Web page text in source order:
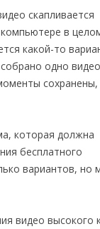
скапливается
компьютере в
какой-то
одно
сохранены,
которая должна
бесплатного
вариантов, но
видео высокого